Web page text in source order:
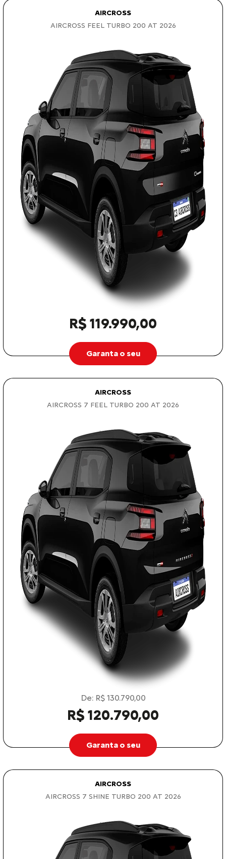
AIRCROSS
AIRCROSS FEEL TURBO 200 AT 2026
R$ 119.990,00
Garanta o seu
AIRCROSS
AIRCROSS 7 FEEL TURBO 200 AT 2026
De: R$ 130.790,00
R$ 120.790,00
Garanta o seu
AIRCROSS
AIRCROSS 7 SHINE TURBO 200 AT 2026